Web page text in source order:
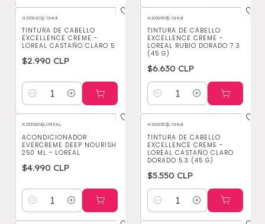
H1006101|L'Oréal
TINTURA DE CABELLO
EXCELLENCE CREME -
LOREAL CASTAÑO CLARO 5
$2.990 CLP
Cantidad
H1006903|L'Oréal
TINTURA DE CABELLO
EXCELLENCE CREME -
LOREAL RUBIO DORADO 7.3
(45 G)
$6.630 CLP
Cantidad
K2353604|LOREAL
ACONDICIONADOR
EVERCREME DEEP NOURISH
250 ML - LOREAL
$4.990 CLP
Cantidad
H1006302|L'Oréal
TINTURA DE CABELLO
EXCELLENCE CREME -
LOREAL CASTAÑO CLARO
DORADO 5.3 (45 G)
$5.550 CLP
Cantidad